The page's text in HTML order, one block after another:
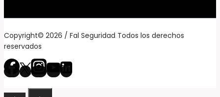
Copyright© 2026 / Fal Seguridad Todos los derechos
reservados